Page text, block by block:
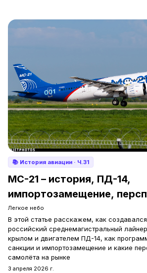
📚 История авиации · Ч.31
МС-21 – история, ПД-14,
импортозамещение,
Легкое небо
В этой статье расскажем, как
российский среднемагистральный
крылом и двигателем ПД-14, как
санкции и импортозамещение и какие
самолёта на рынке
3 апреля 2026 г.